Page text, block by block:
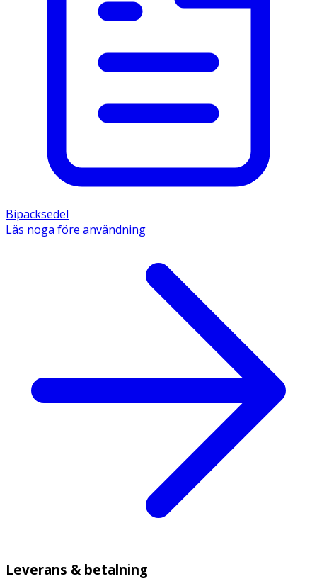
Bipacksedel
Läs noga före användning
Leverans & betalning